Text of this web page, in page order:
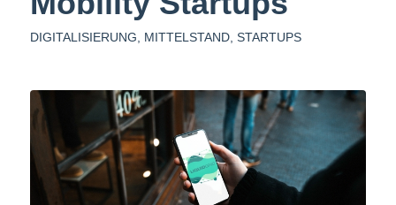
DIGITALISIERUNG MITTELSTAND, STARTUPS